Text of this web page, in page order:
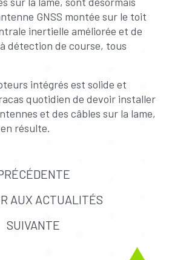
GNSS montée sur le toit
inertielle améliorée et de
détection de course, tous
intégrés est solide et
quotidien de devoir installer
et des câbles sur la lame,
résulte.
AUX ACTUALITÉS
SUIVANTE